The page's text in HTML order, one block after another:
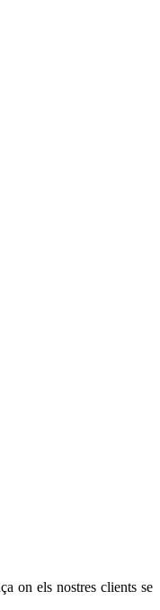
on els nostres clients se